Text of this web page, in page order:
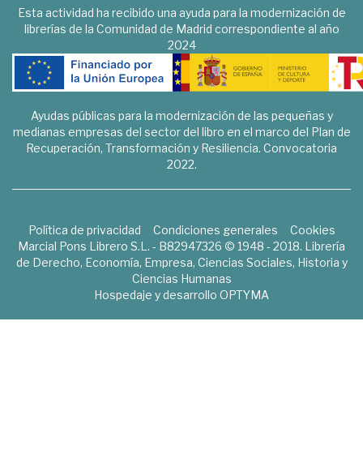
Esta actividad ha recibido una ayuda para la modernización de
librerías de la Comunidad de Madrid correspondiente al año
2024
Ayudas públicas para la modernización de las pequeñas y
medianas empresas del sector del libro en el marco del Plan de
Recuperación, Transformación y Resiliencia. Convocatoria
2022.
Política de privacidad Condiciones generales
Cookies
Marcial Pons Librero S.L. - B82947326 © 1948 - 2018. Librería
de Derecho, Economía, Empresa, Ciencias Sociales, Historia y
Ciencias Humanas
Hospedaje y desarrollo OPTYMA